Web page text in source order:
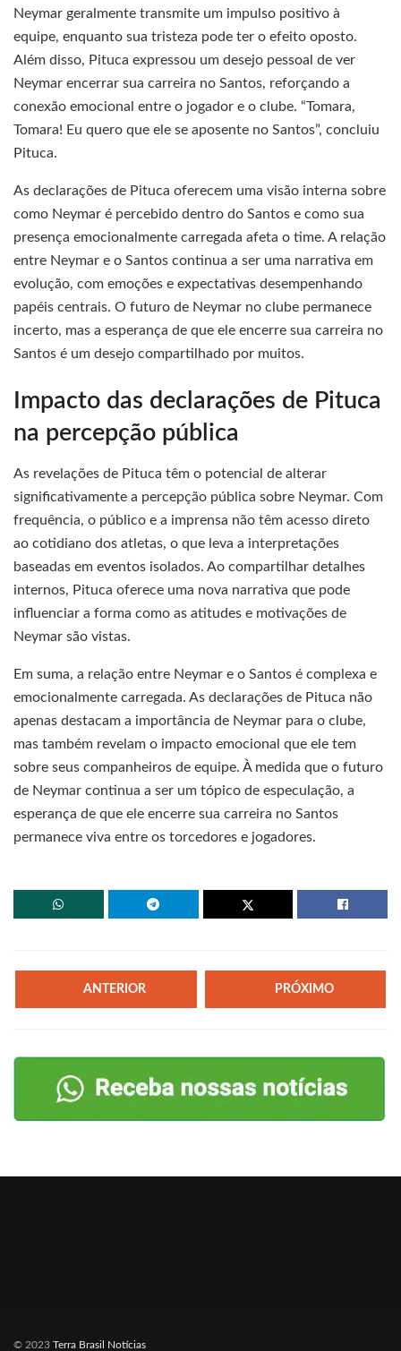
Neymar geralmente transmite um impulso positivo à
equipe, enquanto sua tristeza pode ter o efeito oposto.
Além disso, Pituca expressou um desejo pessoal de ver
Neymar encerrar sua carreira no Santos, reforçando a
conexão emocional entre o jogador e o clube. “Tomara,
Tomara! Eu quero que ele se aposente no Santos”, concluiu
Pituca.
As declarações de Pituca oferecem uma visão interna sobre
como Neymar é percebido dentro do Santos e como sua
presença emocionalmente carregada afeta o time. A relação
entre Neymar e o Santos continua a ser uma narrativa em
evolução, com emoções e expectativas desempenhando
papéis centrais. O futuro de Neymar no clube permanece
incerto, mas a esperança de que ele encerre sua carreira no
Santos é um desejo compartilhado por muitos.
Impacto das declarações de Pituca
na percepção pública
As revelações de Pituca têm o potencial de alterar
significativamente a percepção pública sobre Neymar. Com
frequência, o público e a imprensa não têm acesso direto
ao cotidiano dos atletas, o que leva a interpretações
baseadas em eventos isolados. Ao compartilhar detalhes
internos, Pituca oferece uma nova narrativa que pode
influenciar a forma como as atitudes e motivações de
Neymar são vistas.
Em suma, a relação entre Neymar e o Santos é complexa e
emocionalmente carregada. As declarações de Pituca não
apenas destacam a importância de Neymar para o clube,
mas também revelam o impacto emocional que ele tem
sobre seus companheiros de equipe. À medida que o futuro
de Neymar continua a ser um tópico de especulação, a
esperança de que ele encerre sua carreira no Santos
permanece viva entre os torcedores e jogadores.
ANTERIOR PRÓXIMO
© 2023 Terra Brasil Notícias